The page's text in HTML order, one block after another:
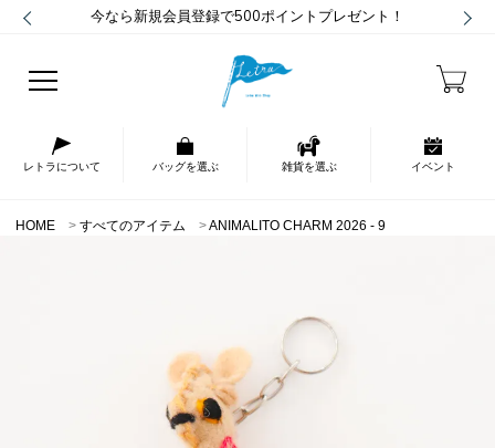
今なら新規会員登録で500ポイントプレゼント！
レトラについて バッグを選ぶ 雑貨を選ぶ イベント
HOME すべてのアイテム ANIMALITO CHARM 2026 - 9